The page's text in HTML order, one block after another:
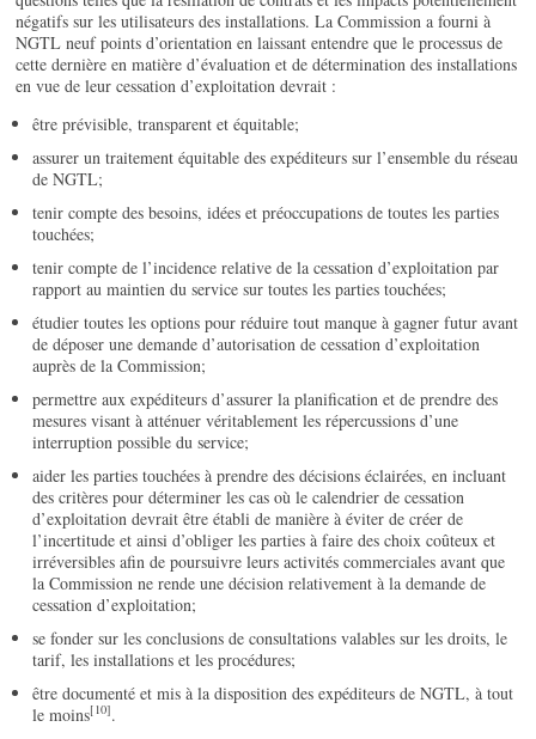
négatifs sur les utilisateurs des installations. La Commission a fourni à
NGTL neuf points d’orientation en laissant entendre que le processus de
cette dernière en matière d’évaluation et de détermination des installations
en vue de leur cessation d’exploitation devrait :
être prévisible, transparent et équitable;
assurer un traitement équitable des expéditeurs sur l’ensemble du réseau
de NGTL;
tenir compte des besoins, idées et préoccupations de toutes les parties
touchées;
tenir compte de l’incidence relative de la cessation d’exploitation par
rapport au maintien du service sur toutes les parties touchées;
étudier toutes les options pour réduire tout manque à gagner futur avant
de déposer une demande d’autorisation de cessation d’exploitation
auprès de la Commission;
permettre aux expéditeurs d’assurer la planification et de prendre des
mesures visant à atténuer véritablement les répercussions d’une
interruption possible du service;
aider les parties touchées à prendre des décisions éclairées, en incluant
des critères pour déterminer les cas où le calendrier de cessation
d’exploitation devrait être établi de manière à éviter de créer de
l’incertitude et ainsi d’obliger les parties à faire des choix coûteux et
irréversibles afin de poursuivre leurs activités commerciales avant que
la Commission ne rende une décision relativement à la demande de
cessation d’exploitation;
se fonder sur les conclusions de consultations valables sur les droits, le
tarif, les installations et les procédures;
être documenté et mis à la disposition des expéditeurs de NGTL, à tout
le moins[10].